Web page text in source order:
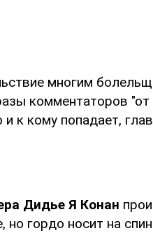
многим
комментаторов "от
к кому попадает,
Дидье Я Конан
но гордо носит на